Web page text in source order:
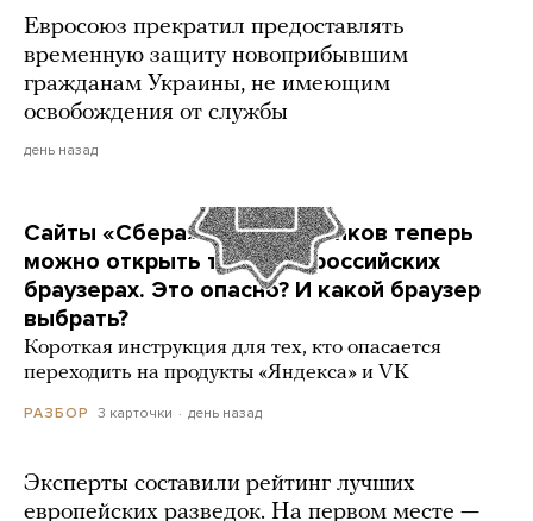
Евросоюз прекратил предоставлять
временную защиту новоприбывшим
гражданам Украины, не имеющим
освобождения от службы
день назад
Сайты «Сбера» и других банков теперь
можно открыть только в российских
браузерах. Это опасно? И какой браузер
выбрать?
Короткая инструкция для тех, кто опасается
переходить на продукты «Яндекса» и VK
РАЗБОР 3 карточки день назад
Эксперты составили рейтинг лучших
европейских разведок. На первом месте —